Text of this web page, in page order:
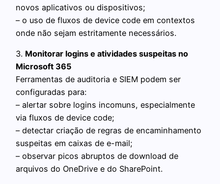
novos aplicativos ou dispositivos;
– o uso de fluxos de device code em contextos
onde não sejam estritamente necessários.
3. Monitorar logins e atividades suspeitas no
Microsoft 365
Ferramentas de auditoria e SIEM podem ser
configuradas para:
– alertar sobre logins incomuns, especialmente
via fluxos de device code;
– detectar criação de regras de encaminhamento
suspeitas em caixas de e-mail;
– observar picos abruptos de download de
arquivos do OneDrive e do SharePoint.